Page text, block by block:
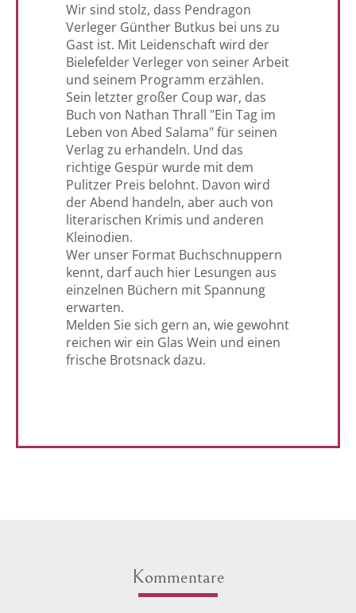
Wir sind stolz, dass Pendragon
Verleger Günther Butkus bei uns zu
Gast ist. Mit Leidenschaft wird der
Bielefelder Verleger von seiner Arbeit
und seinem Programm erzählen.
Sein letzter großer Coup war, das
Buch von Nathan Thrall "Ein Tag im
Leben von Abed Salama" für seinen
Verlag zu erhandeln. Und das
richtige Gespür wurde mit dem
Pulitzer Preis belohnt. Davon wird
der Abend handeln, aber auch von
literarischen Krimis und anderen
Kleinodien.
Wer unser Format Buchschnuppern
kennt, darf auch hier Lesungen aus
einzelnen Büchern mit Spannung
erwarten.
Melden Sie sich gern an, wie gewohnt
reichen wir ein Glas Wein und einen
frische Brotsnack dazu.
Kommentare